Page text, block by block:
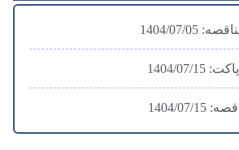
07/05
07/15
07/15